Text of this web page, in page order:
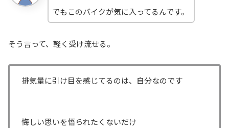
でもこのバイクが気に入ってるんです。
そう言って、軽く受け流せる。
排気量に引け目を感じてるのは、自分なのです
悔しい思いを悟られたくないだけ